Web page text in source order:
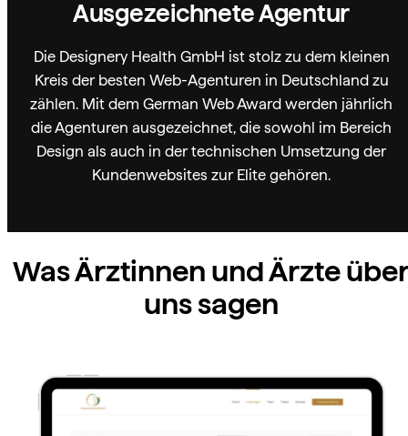
Ausgezeichnete Agentur
Die Designery Health GmbH ist stolz zu dem kleinen
Kreis der besten Web-Agenturen in Deutschland zu
zählen. Mit dem German Web Award werden jährlich
die Agenturen ausgezeichnet, die sowohl im Bereich
Design als auch in der technischen Umsetzung der
Kundenwebsites zur Elite gehören.
Was Ärztinnen und Ärzte
uns sagen